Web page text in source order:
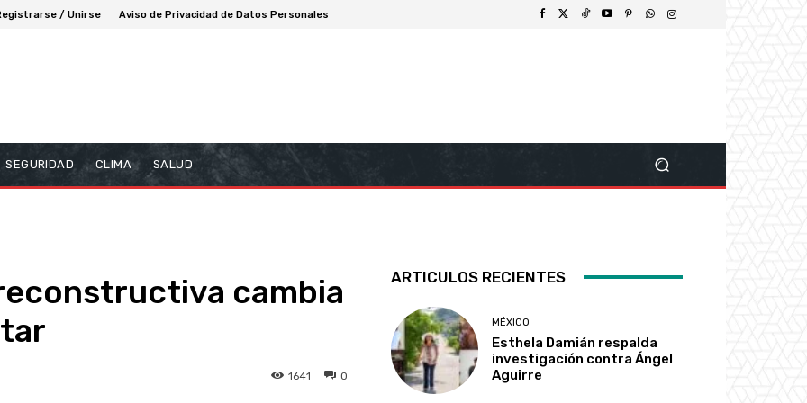
/ Unirse Aviso de Privacidad de Datos Personales
SEGURIDAD CLIMA SALUD
cambia
0
1641
ARTICULOS RECIENTES
MÉXICO
Esthela Damián respalda
investigación contra Ángel
Aguirre